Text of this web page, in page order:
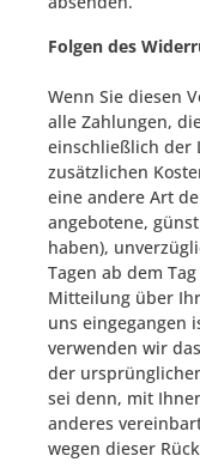
Folgen des
Wenn Sie diesen
alle Zahlungen,
einschließlich der
zusätzlichen
eine andere Art
angebotene,
haben),
Tagen ab dem
Mitteilung über
uns eingegangen
verwenden wir
der
sei denn, mit
anderes
wegen dieser